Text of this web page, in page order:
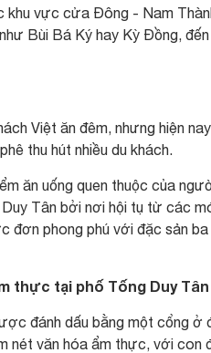
khu vực cửa Đông - Nam
Bùi Bá Ký hay Kỳ Đồng,
Việt ăn đêm, nhưng hiện
thu hút nhiều du khách.
ăn uống quen thuộc của
Tân bởi nơi hội tụ từ các
đơn phong phú với đặc sản
thực tại phố Tống Duy Tân
đánh dấu bằng một cổng ở
nét văn hóa ẩm thực, với con